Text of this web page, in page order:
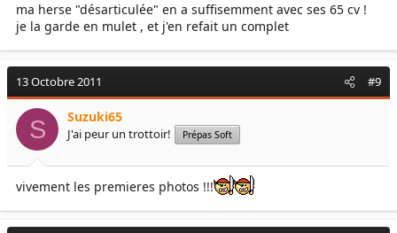
ma herse "désarticulée" en a suffisemment avec ses 65 cv !
je la garde en mulet , et j'en refait un complet
13 Octobre 2011 #9
S Suzuki65
J'ai peur un trottoir! Prépas Soft
vivement les premieres photos !!!